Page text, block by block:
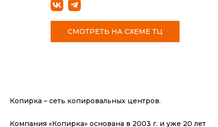
СМОТРЕТЬ НА СХЕМЕ ТЦ
Копирка – сеть копировальных центров.
Компания «Копирка» основана в 2003 г. и уже 20 лет